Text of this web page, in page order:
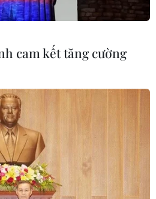
báo virus SARS-
nhanh hơn
cam kết tăng cường